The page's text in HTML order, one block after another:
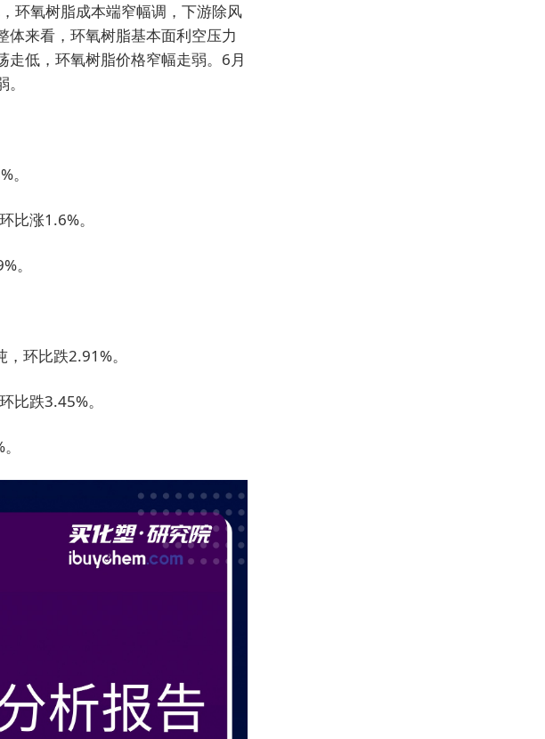
环氧树脂成本端窄幅调，下游除风
体来看，环氧树脂基本面利空压力
低，环氧树脂价格窄幅走弱。6月
。
比涨1.6%。
。
环比跌2.91%。
比跌3.45%。